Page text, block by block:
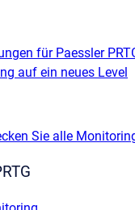
für Paessler
auf ein neues Level
Sie alle